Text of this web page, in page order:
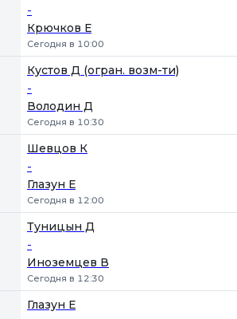
-
Крючков Е
Сегодня в 10:00
Кустов Д (огран. возм-ти)
-
Володин Д
Сегодня в 10:30
Шевцов К
-
Глазун Е
Сегодня в 12:00
Туницын Д
-
Иноземцев В
Сегодня в 12:30
Глазун Е